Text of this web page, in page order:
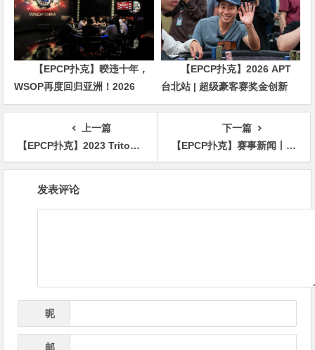
【EPCP扑克】暌违十年，
WSOP再度回归亚洲！2026
APL济州站6月19-28日盛大登
【EPCP扑克】2026 APT
台北站 | 超级豪客赛奖金创新
高，美国选手Ethan
“Rampage” Yau领跑全场！
上一篇
【EPCP扑克】2023 Triton蒙特卡洛圆满收官 Jason Koon斩获第10个冠军头衔 Danny Tang获赛事#12亚军
下一篇
【EPCP扑克】赛事新闻丨2023第五届TPA大师慈善邀请赛首日赛况公布
发表评论
昵
邮